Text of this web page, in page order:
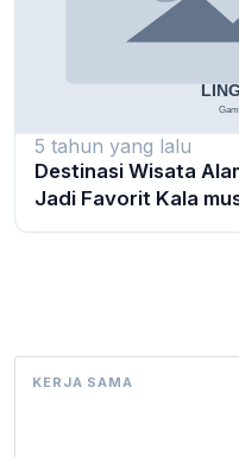
5 tahun yang lalu
Destinasi Wisata
Jadi Favorit Kala
KERJA SAMA